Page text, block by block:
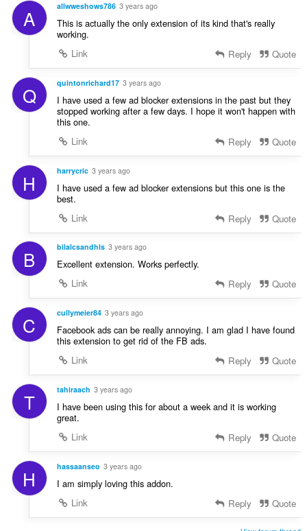
A allwweshows786 3 years ago
This is actually the only extension of its kind that's really
working.
Link
Reply Quote
Q quintonrichard17 3 years ago
I have used a few ad blocker extensions in the past but they
stopped working after a few days. I hope it won't happen with
this one.
Link
Reply Quote
H harrycric 3 years ago
I have used a few ad blocker extensions but this one is the
best.
Link
Reply Quote
B bilalcsandhls 3 years ago
Excellent extension. Works perfectly.
Link
Reply Quote
C cullymeier84 3 years ago
Facebook ads can be really annoying. I am glad I have found
this extension to get rid of the FB ads.
Link
Reply Quote
T tahiraach 3 years ago
I have been using this for about a week and it is working
great.
Link
Reply Quote
H hassaanseo 3 years ago
I am simply loving this addon.
Link
Reply Quote